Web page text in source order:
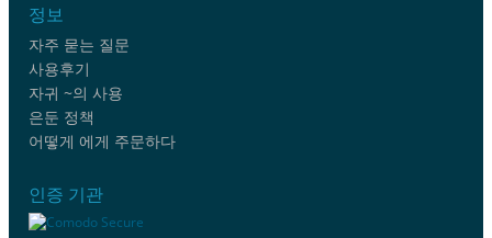
정보
자주 묻는 질문
사용후기
자귀 ~의 사용
은둔 정책
어떻게 에게 주문하다
인증 기관